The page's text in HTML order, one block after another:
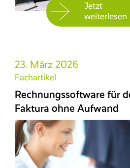
Jetzt
weiterlesen
23. März 2026
Fachartikel
Rechnungssoftware für
Faktura ohne Aufwand